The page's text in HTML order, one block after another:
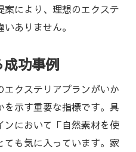
案により、理想のエクステ
ありません。
成功事例
エクステリアプランがいか
を示す重要な指標です。具
ンにおいて「自然素材を使
ても気に入っています。家